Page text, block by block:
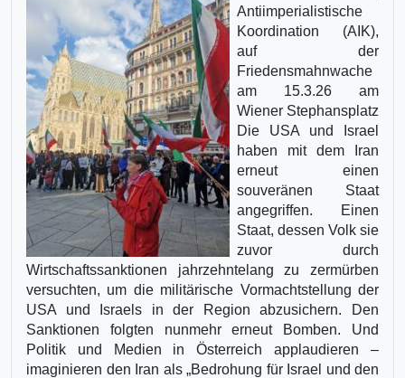
Antiimperialistische
Koordination (AIK),
auf der
Friedensmahnwache
am 15.3.26 am
Wiener Stephansplatz
Die USA und Israel
haben mit dem Iran
erneut einen
souveränen Staat
angegriffen. Einen
Staat, dessen Volk sie
zuvor durch
Wirtschaftssanktionen jahrzehntelang zu zermürben
versuchten, um die militärische Vormachtstellung der
USA und Israels in der Region abzusichern. Den
Sanktionen folgten nunmehr erneut Bomben. Und
Politik und Medien in Österreich applaudieren –
imaginieren den Iran als „Bedrohung für Israel und den